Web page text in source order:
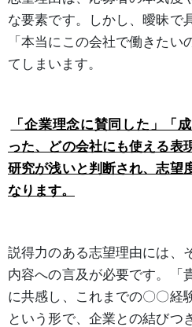
な要素です。しかし、曖昧で
「本当にこの会社で働きた
てしまいます。
「企業理念に賛同した」「
った、どの会社にも使える表
研究が浅いと判断され、志望
なります。
説得力のある志望理由には、
内容への言及が必要です。「
に共感し、これまでの〇〇経
という形で、企業との結びつ